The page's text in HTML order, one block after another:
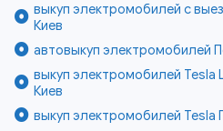
выкуп электромобилей с
Киев
автовыкуп электромобилей
выкуп электромобилей Tesla
Киев
выкуп электромобилей Tesla